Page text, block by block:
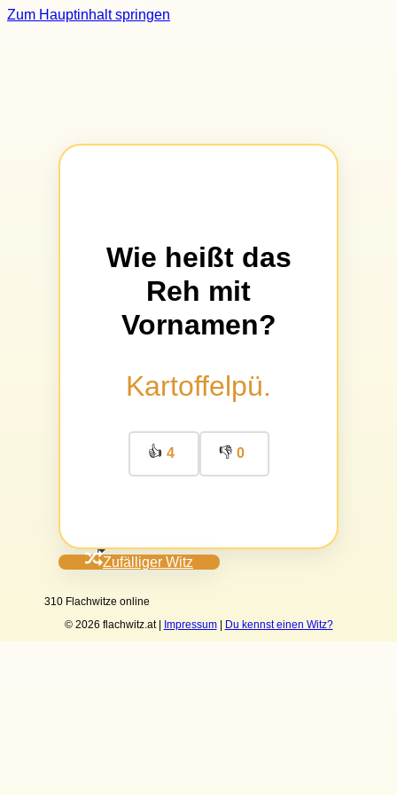
Zum Hauptinhalt springen
Wie heißt das
Reh mit
Vornamen?
Kartoffelpü.
👍 4 👎 0
Zufälliger Witz
310 Flachwitze online
© 2026 flachwitz.at | Impressum| Du kennst einen Witz?